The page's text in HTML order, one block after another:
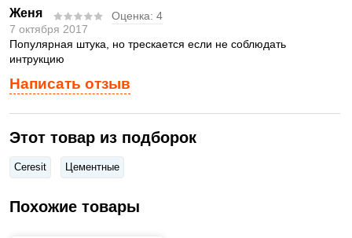
Написать отзыв
Женя Оценка: 4
7 октября 2017
Популярная штука, но трескается если не соблюдать
интрукцию
Этот товар из подборок
Ceresit Цементные
Похожие товары